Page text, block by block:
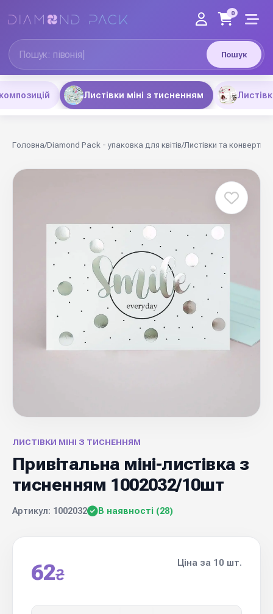
Пошук
0
Листівки міні з тисненням
Головна/Diamond Pack - упаковка для квітів/Листівки та конверти
ЛИСТІВКИ МІНІ З ТИСНЕННЯМ
Привітальна міні-листівка з
тисненням 1002032/10шт
Артикул: 1002032 В наявності (28)
62₴
Ціна за 10 шт.